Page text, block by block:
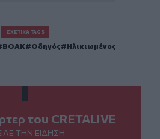
ΣΧΕΤΙΚΆ TAGS
ΒΟΑΚ Οδηγός Ηλικιωμένος
του CRETALIVE
ΤΗΝ ΕΊΔΗΣΗ